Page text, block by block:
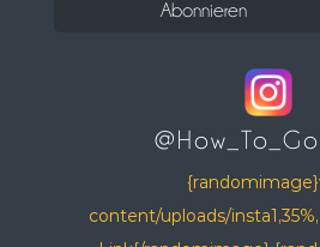
content/uploads/